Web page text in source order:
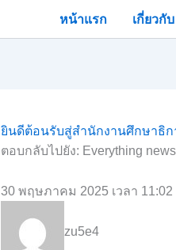
หน้าแรก เกี่ยวกับ
ยินดีต้อนรับสู่สำนักงานศึกษาธิ
ตอบกลับไปยัง: Everything
30 พฤษภาคม 2025 เวลา 11:02
zu5e4